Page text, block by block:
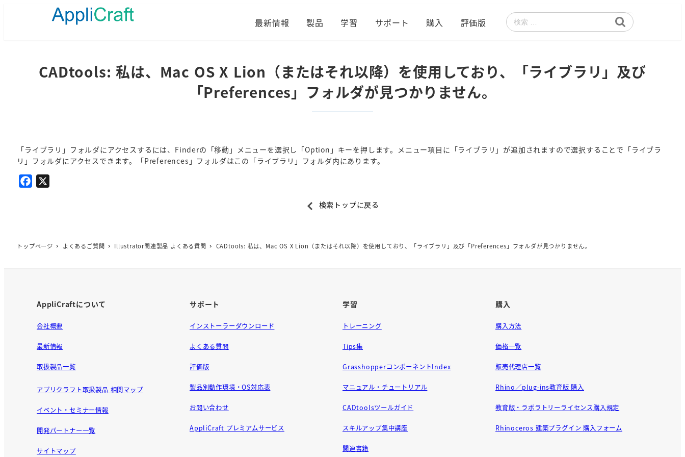
最新情報 製品 学習 サポート 購入 評価版
検
CADtools: 私は、Mac OS X Lion（またはそれ以降）を使用しており、「ライブラリ」及び
「Preferences」フォルダが見つかりません。
「ライブラリ」フォルダにアクセスするには、Finderの「移動」メニューを選択し「Option」キーを押します。メニュー項目に「ライブラリ」が追加されますので選択することで「ライブラ
リ」フォルダにアクセスできます。「Preferences」フォルダはこの「ライブラリ」フォルダ内にあります。
o
検索トップに戻る
トップページ よくあるご質問 Illustrator関連製品 よくある質問 CADtools: 私は、Mac OS X Lion（またはそれ以降）を使用しており、「ライブラリ」及び「Preferences」フォルダが見つかりません。
AppliCraftについて
会社概要
最新情報
取扱製品一覧
アプリクラフト取扱製品 相関マップ
イベント・セミナー情報
開発パートナー一覧
サイトマップ
サポート
インストーラーダウンロード
よくある質問
評価版
製品別動作環境・OS対応表
お問い合わせ
AppliCraft プレミアムサービス
学習
トレーニング
Tips集
GrasshopperコンポーネントIndex
マニュアル・チュートリアル
CADtoolsツールガイド
スキルアップ集中講座
関連書籍
購入
購入方法
価格一覧
販売代理店一覧
Rhino／plug-ins教育版 購入
教育版・ラボラトリーライセンス購入規定
Rhinoceros 建築プラグイン 購入フォーム